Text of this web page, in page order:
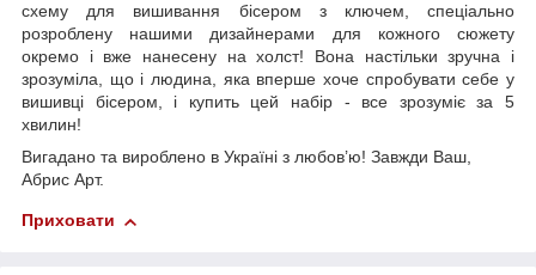
схему для вишивання бісером з ключем, спеціально
розроблену нашими дизайнерами для кожного сюжету
окремо і вже нанесену на холст! Вона настільки зручна і
зрозуміла, що і людина, яка вперше хоче спробувати себе у
вишивці бісером, і купить цей набір - все зрозуміє за 5
хвилин!
Вигадано та вироблено в Україні з любов’ю! Завжди Ваш,
Абрис Арт.
Приховати